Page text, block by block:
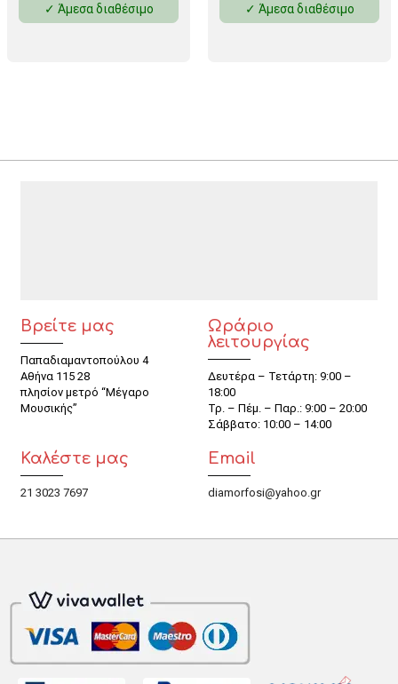
✓ Άμεσα διαθέσιμο ✓ Άμεσα διαθέσιμο
Βρείτε μας
Παπαδιαμαντοπούλου 4
Αθήνα 115 28
πλησίον μετρό “Μέγαρο
Μουσικής”
Ωράριο
λειτουργίας
Δευτέρα – Τετάρτη: 9:00 –
18:00
Τρ. – Πέμ. – Παρ.: 9:00 – 20:00
Σάββατο: 10:00 – 14:00
Καλέστε μας
21 3023 7697
Email
diamorfosi@yahoo.gr